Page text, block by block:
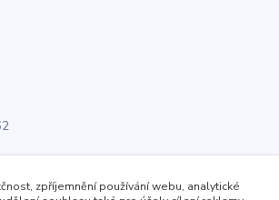
zpříjemnění používání webu, analytické